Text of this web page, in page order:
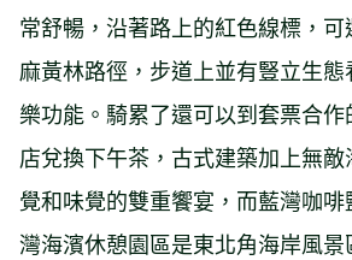
常舒暢，沿著路上的紅色線標，
麻黃林路徑，步道上並有豎立生
樂功能。騎累了還可以到套票合
店兌換下午茶，古式建築加上無
覺和味覺的雙重饗宴，而藍灣咖
灣海濱休憩園區是東北角海岸風